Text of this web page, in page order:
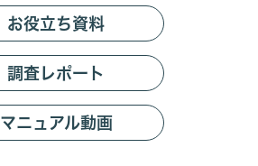
お役⽴ち資料
調査レポート
マニュアル動画